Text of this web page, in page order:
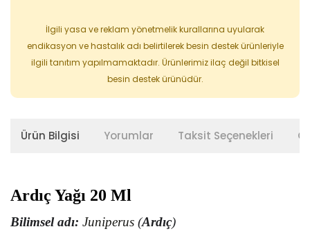
İlgili yasa ve reklam yönetmelik kurallarına uyularak
endikasyon ve hastalık adı belirtilerek besin destek ürünleriyle
ilgili tanıtım yapılmamaktadır. Ürünlerimiz ilaç değil bitkisel
besin destek ürünüdür.
Ürün Bilgisi Yorumlar Taksit Seçenekleri
Ardıç Yağı 20 Ml
Bilimsel adı: Juniperus (Ardıç)